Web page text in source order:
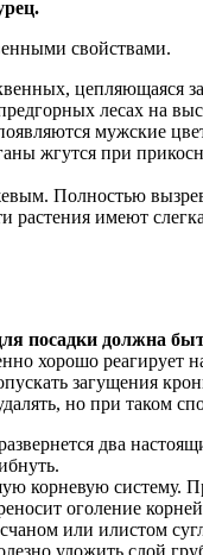
свойствами.
лесах на
мужские
жгутся при
Полностью
имеют
посадки должна
хорошо реагирует
загущения
но при таком
два
корневую систему.
оголение
или илистом
уложить слой